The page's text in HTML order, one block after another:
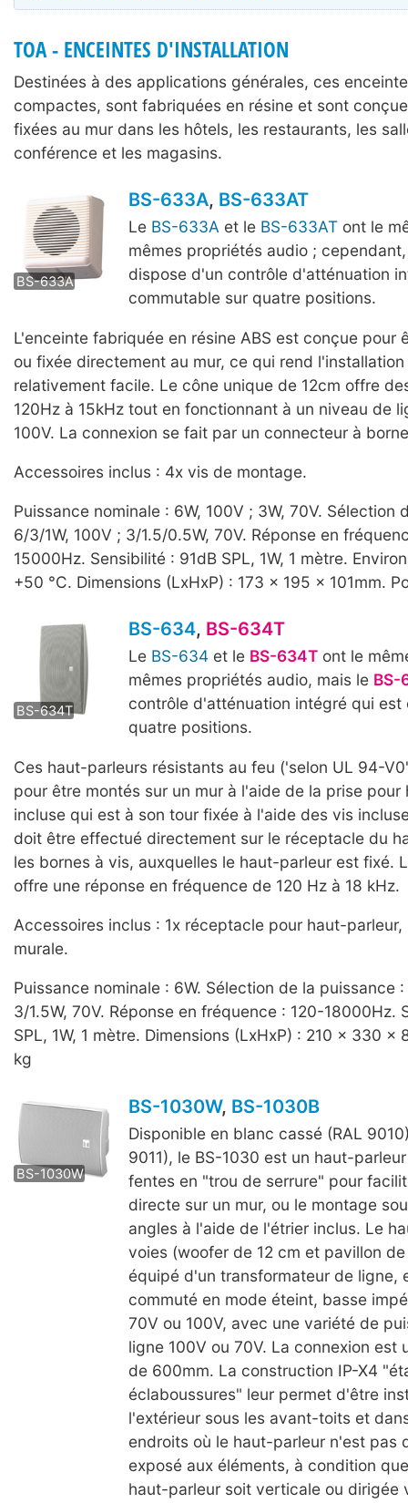
TOA - ENCEINTES D'INSTALLATION
Destinées à des applications générales, ces
compactes, sont fabriquées en résine et sont
fixées au mur dans les hôtels, les restaurants, les
conférence et les magasins.
BS-633A
BS-633AT
BS-633A, BS-633AT
Le BS-633A et le BS-633ATont le
mêmes propriétés audio ;
dispose d'un contrôle d'atténuation
commutable sur quatre positions.
L'enceinte fabriquée en résine ABS est conçue pour
ou fixée directement au mur, ce qui rend
relativement facile. Le cône unique de 12cm offre
120Hz à 15kHz tout en fonctionnant à un niveau de
100V. La connexion se fait par un connecteur à
Accessoires inclus : 4x vis de montage.
Puissance nominale : 6W, 100V ; 3W, 70V. Sélection
6/3/1W, 100V ; 3/1.5/0.5W, 70V. Réponse en
15000Hz. Sensibilité : 91dB SPL, 1W, 1 mètre.
+50 °C. Dimensions (LxHxP) : 173 x 195 x 101mm.
BS-634T
BS-634, BS-634T
Le BS-634et le BS-634Tont le
mêmes propriétés audio, mais le BS-
contrôle d'atténuation intégré qui est
quatre positions.
Ces haut-parleurs résistants au feu ('selon UL 94-
pour être montés sur un mur à l'aide de la prise pour
incluse qui est à son tour fixée à l'aide des vis
doit être effectué directement sur le réceptacle du
les bornes à vis, auxquelles le haut-parleur est fixé.
offre une réponse en fréquence de 120 Hz à 18 kHz.
Accessoires inclus : 1x réceptacle pour haut-
murale.
Puissance nominale : 6W. Sélection de la puissance
3/1.5W, 70V. Réponse en fréquence : 120-18000Hz.
SPL, 1W, 1 mètre. Dimensions (LxHxP) : 210 x 330 x
kg
BS-1030W
BS-1030B
BS-1030W, BS-1030B
Disponible en blanc cassé (RAL
9011), le BS-1030 est un haut-
fentes en "trou de serrure" pour
directe sur un mur, ou le montage
angles à l'aide de l'étrier inclus. Le
voies (woofer de 12 cm et pavillon
équipé d'un transformateur de ligne,
commuté en mode éteint, basse
70V ou 100V, avec une variété de
ligne 100V ou 70V. La connexion est
de 600mm. La construction IP-X4
éclaboussures" leur permet d'être
l'extérieur sous les avant-toits et
endroits où le haut-parleur n'est pas
exposé aux éléments, à condition
haut-parleur soit verticale ou dirigée